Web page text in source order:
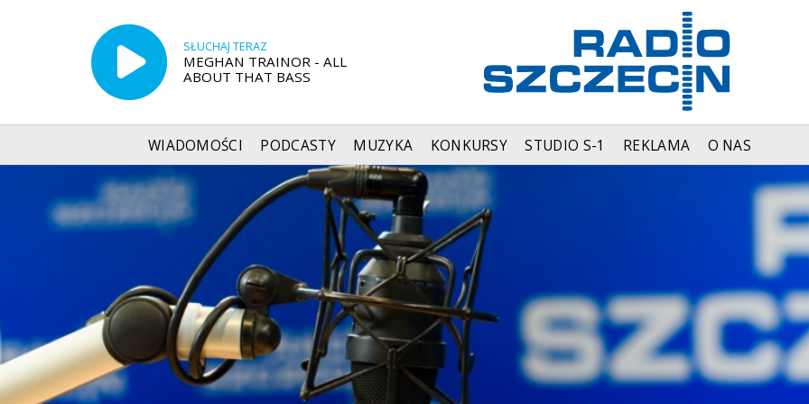
SŁUCHAJ TERAZ
MEGHAN TRAINOR - ALL
ABOUT THAT BASS
WIADOMOŚCI PODCASTY MUZYKA KONKURSY STUDIO S-1 REKLAMA O NAS